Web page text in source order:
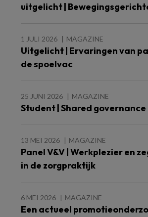
uitgelicht |
1 JULI 2026 MAGAZINE
Uitgelicht | Ervaringen van
de spoelvac
25 JUNI 2026 MAGAZINE
Student | Shared governance
13 MEI 2026 MAGAZINE
Panel V&V | Werkplezier en
in de zorgpraktijk
6 MEI 2026 MAGAZINE
Een actueel